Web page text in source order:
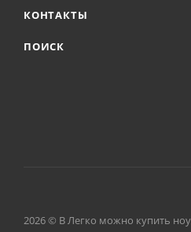
КОНТАКТЫ
ПОИСК
2026 © В Легко можно купить